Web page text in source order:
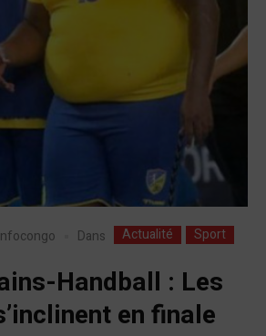
Dans Actualité Sport
Handball : Les
en finale